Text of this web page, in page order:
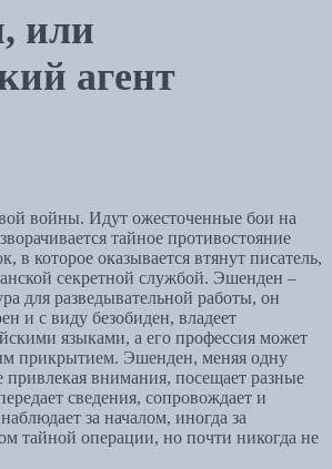
или
агент
войны. Идут ожесточенные бои на
тайное противостояние
в которое оказывается втянут писатель,
секретной службой. Эшенден –
для разведывательной работы, он
и с виду безобиден, владеет
языками, а его профессия может
прикрытием. Эшенден, меняя одну
привлекая внимания, посещает разные
сведения, сопровождает и
за началом, иногда за
тайной операции, но почти никогда не